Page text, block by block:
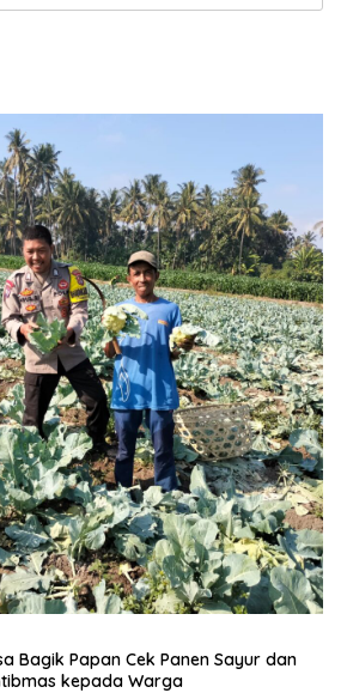
Bagik Papan Cek Panen Sayur dan
kepada Warga